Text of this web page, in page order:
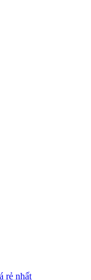
rẻ nhất